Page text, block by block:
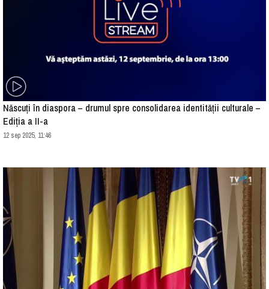
Născuți în diaspora – drumul spre consolidarea identității culturale –
Ediția a II-a
12 sep 2025, 11:46